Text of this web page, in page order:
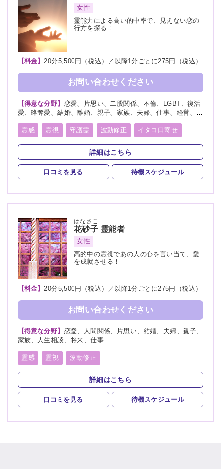
女性
霊能力による高い的中率で、見えない恋の
行方を探る！
【料金】20分5,500円（税込）／以降1分ごとに275円（税込）
お問い合わせください
【得意な分野】 恋愛、片思い、二股関係、不倫、LGBT、復活
愛、略奪愛、結婚、離婚、親子、家族、夫婦、仕事、経営、適
霊感
霊視 守護霊 波動修正 イタコ口寄せ
詳細はこちら
口コミを見る 待機スケジュール
花砂子
はなさこ
霊能者
女性
高的中の霊視であの人の心を言い当て、愛
を成就させる！
【料金】20分5,500円（税込）／以降1分ごとに275円（税込）
お問い合わせください
【得意な分野】 恋愛、人間関係、片思い、結婚、夫婦、親子、
家族、人生相談、将来、仕事
霊感 霊視 波動修正
スピリチュアルカウンセリング オーラリーディング
詳細はこちら
口コミを見る 待機スケジュール